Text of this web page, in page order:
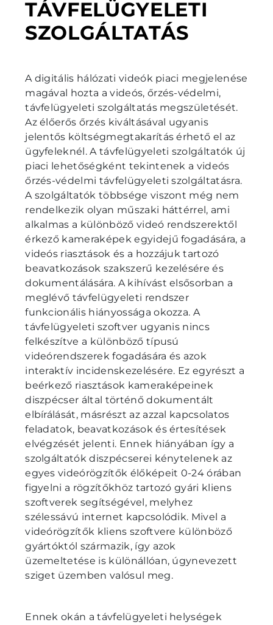
TÁVFELÜGYELETI
SZOLGÁLTATÁS
A digitális hálózati videók piaci megjelenése
magával hozta a videós, őrzés-védelmi,
távfelügyeleti szolgáltatás megszületését.
Az élőerős őrzés kiváltásával ugyanis
jelentős költségmegtakarítás érhető el az
ügyfeleknél. A távfelügyeleti szolgáltatók új
piaci lehetőségként tekintenek a videós
őrzés-védelmi távfelügyeleti szolgáltatásra.
A szolgáltatók többsége viszont még nem
rendelkezik olyan műszaki háttérrel, ami
alkalmas a különböző videó rendszerektől
érkező kameraképek egyidejű fogadására, a
videós riasztások és a hozzájuk tartozó
beavatkozások szakszerű kezelésére és
dokumentálására. A kihívást elsősorban a
meglévő távfelügyeleti rendszer
funkcionális hiányossága okozza. A
távfelügyeleti szoftver ugyanis nincs
felkészítve a különböző típusú
videórendszerek fogadására és azok
interaktív incidenskezelésére. Ez egyrészt a
beérkező riasztások kameraképeinek
diszpécser által történő dokumentált
elbírálását, másrészt az azzal kapcsolatos
feladatok, beavatkozások és értesítések
elvégzését jelenti. Ennek hiányában így a
szolgáltatók diszpécserei kénytelenek az
egyes videórögzítők élőképeit 0-24 órában
figyelni a rögzítőkhöz tartozó gyári kliens
szoftverek segítségével, melyhez
szélessávú internet kapcsolódik. Mivel a
videórögzítők kliens szoftvere különböző
gyártóktól származik, így azok
üzemeltetése is különállóan, úgynevezett
sziget üzemben valósul meg.
Ennek okán a távfelügyeleti helységek